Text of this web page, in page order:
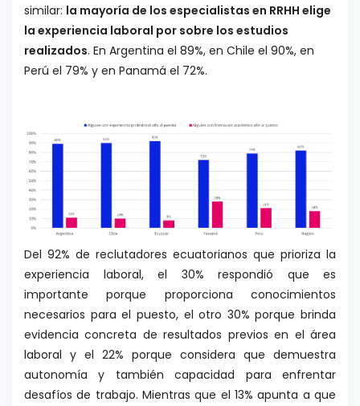
similar: la mayoría de los especialistas en RRHH elige
la experiencia laboral por sobre los estudios
realizados. En Argentina el 89%, en Chile el 90%, en
Perú el 79% y en Panamá el 72%.
Del 92% de reclutadores ecuatorianos que prioriza la
experiencia laboral, el 30% respondió que es
importante porque proporciona conocimientos
necesarios para el puesto, el otro 30% porque brinda
evidencia concreta de resultados previos en el área
laboral y el 22% porque considera que demuestra
autonomía y también capacidad para enfrentar
desafíos de trabajo. Mientras que el 13% apunta a que